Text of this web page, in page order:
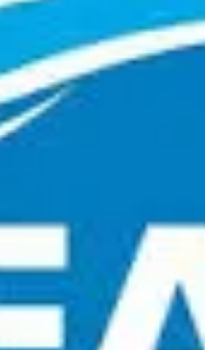
curiosité pour le monde qui les
C'est la présentation de la collection. Unique en leur genre, les livre